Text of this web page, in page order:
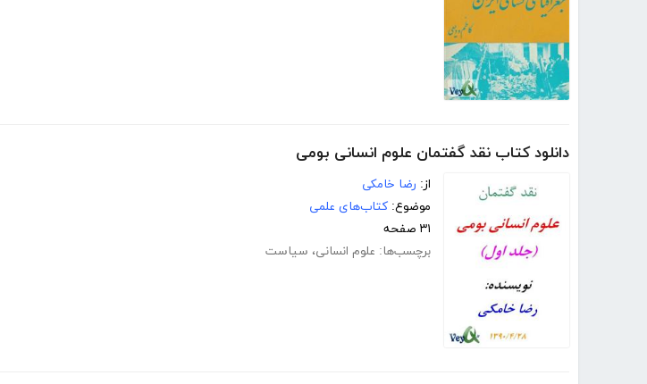
دانلود کتاب نقد گفتمان علوم انسانی بومی
از: رضا خامکی
موضوع: کتاب‌های علمی
۳۱ صفحه
برچسب‌ها: علوم انسانی، سیاست